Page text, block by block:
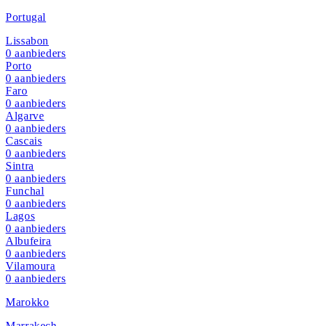
Portugal
Lissabon
0 aanbieders
Porto
0 aanbieders
Faro
0 aanbieders
Algarve
0 aanbieders
Cascais
0 aanbieders
Sintra
0 aanbieders
Funchal
0 aanbieders
Lagos
0 aanbieders
Albufeira
0 aanbieders
Vilamoura
0 aanbieders
Marokko